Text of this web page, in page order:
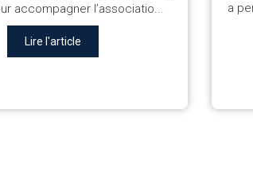
accompagner l’associatio...
Lire l'article
a